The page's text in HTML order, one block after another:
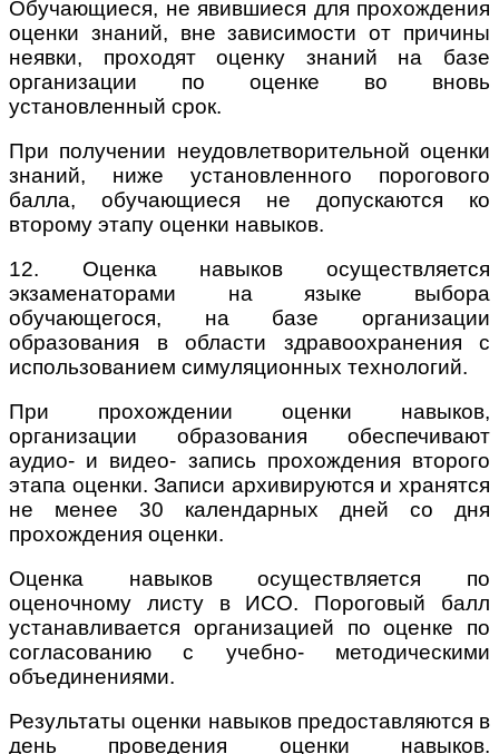
Обучающиеся, не явившиеся для прохождения
оценки знаний, вне зависимости от причины
неявки, проходят оценку знаний на базе
организации по оценке во вновь
установленный срок.
При получении неудовлетворительной оценки
знаний, ниже установленного порогового
балла, обучающиеся не допускаются ко
второму этапу оценки навыков.
12. Оценка навыков осуществляется
экзаменаторами на языке выбора
обучающегося, на базе организации
образования в области здравоохранения с
использованием симуляционных технологий.
При прохождении оценки навыков,
организации образования обеспечивают
аудио- и видео- запись прохождения второго
этапа оценки. Записи архивируются и хранятся
не менее 30 календарных дней со дня
прохождения оценки.
Оценка навыков осуществляется по
оценочному листу в ИСО. Пороговый балл
устанавливается организацией по оценке по
согласованию с учебно- методическими
объединениями.
Результаты оценки навыков предоставляются в
день проведения оценки навыков.